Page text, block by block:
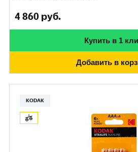
4 860 руб.
Купить в 1
Добавить в
KODAK